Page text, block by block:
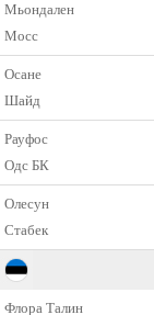
Мьондален
Мосс
Осане
Шайд
Рауфос
Одс БК
Олесун
Стабек
Флора Талин